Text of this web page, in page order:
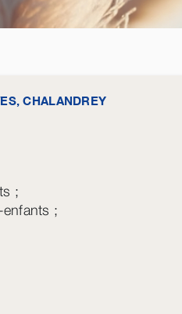
CHALANDREY
;
;